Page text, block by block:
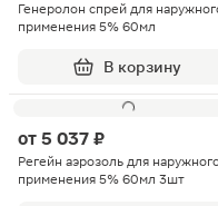
Генеролон спрей для
применения 5% 60мл
В корзину
от 5 037 ₽
Регейн аэрозоль для
применения 5% 60мл 3шт